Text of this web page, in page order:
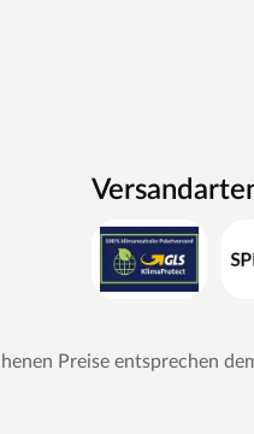
Preise entsprechen